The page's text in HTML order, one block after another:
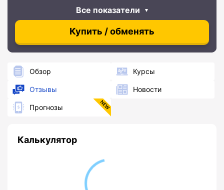
Все показатели
Купить / обменять
Обзор Курсы
Отзывы Новости
Прогнозы
Калькулятор